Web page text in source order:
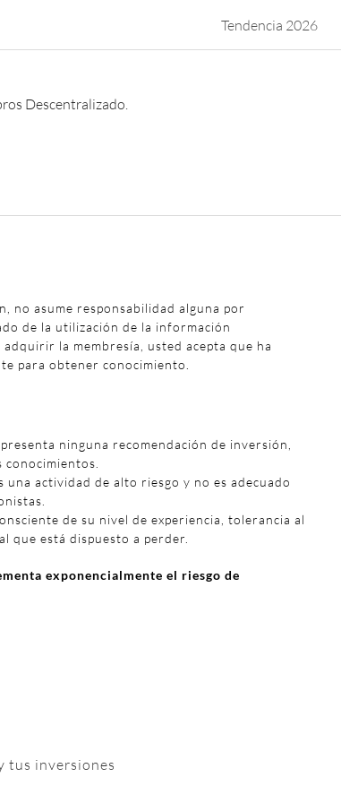
Tendencia 2026
Descentralizado.
no asume responsabilidad alguna por
de la utilización de la información
la membresía, usted acepta que ha
para obtener conocimiento.
ninguna recomendación de inversión,
conocimientos.
una actividad de alto riesgo y no es adecuado
de su nivel de experiencia, tolerancia al
que está dispuesto a perder.
exponencialmente el riesgo de
tus inversiones